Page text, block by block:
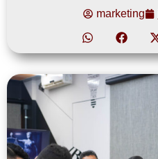
marketing